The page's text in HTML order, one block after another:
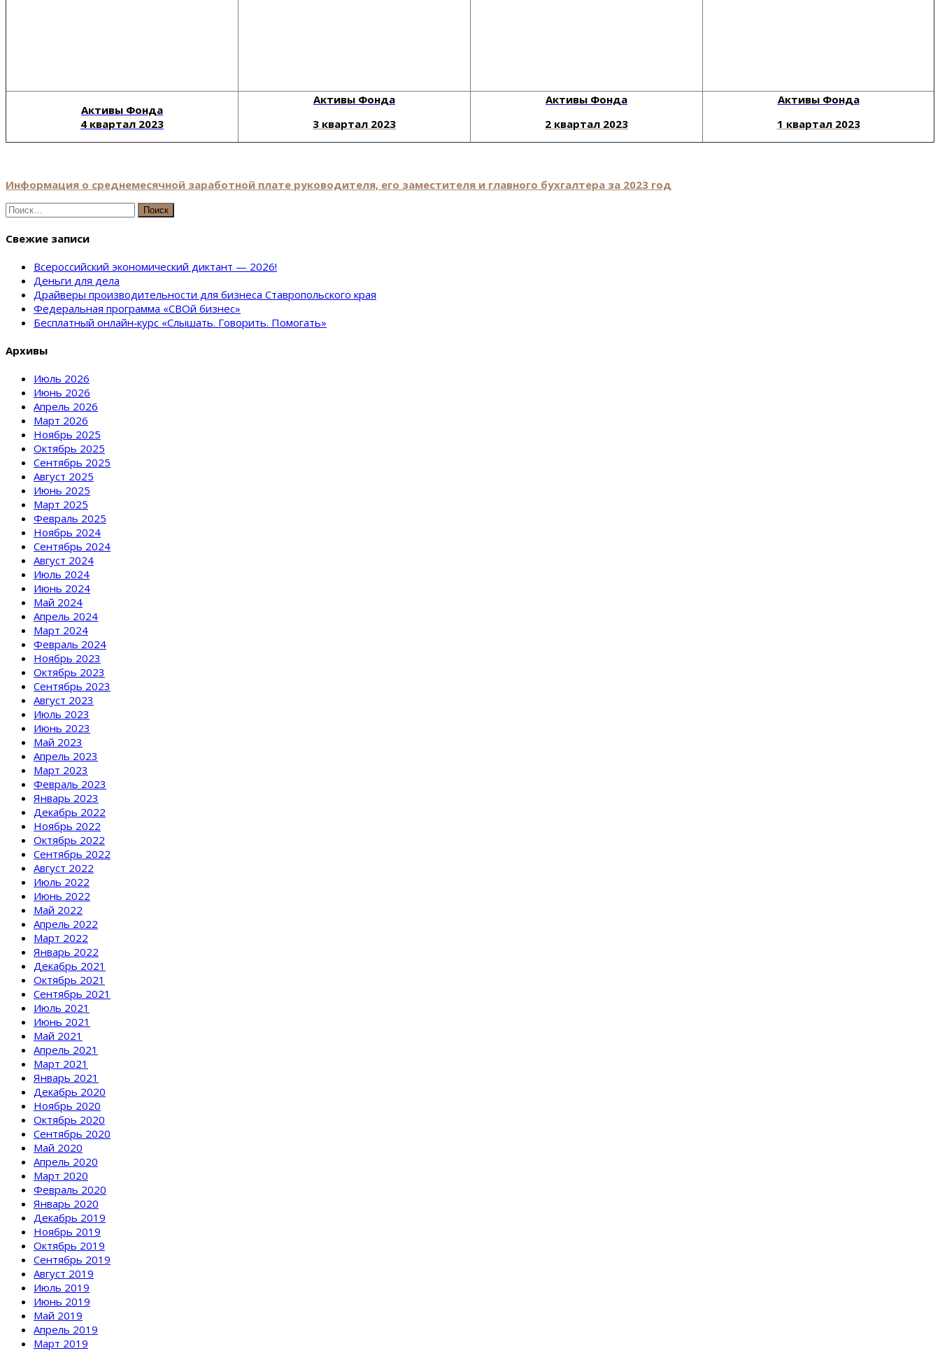
Активы Фонда
4 квартал 2023
Активы Фонда
3 квартал 2023
Активы Фонда
2 квартал 2023
Активы Фонда
1 квартал 2023
Информация о среднемесячной заработной плате руководителя, его заместителя и главного бухгалтера за 2023 год
Найти:
Свежие записи
Всероссийский экономический диктант — 2026!
Деньги для дела
Драйверы производительности для бизнеса Ставропольского края
Федеральная программа «СВОй бизнес»
Бесплатный онлайн‑курс «Слышать. Говорить. Помогать»
Архивы
Июль 2026
Июнь 2026
Апрель 2026
Март 2026
Ноябрь 2025
Октябрь 2025
Сентябрь 2025
Август 2025
Июнь 2025
Март 2025
Февраль 2025
Ноябрь 2024
Сентябрь 2024
Август 2024
Июль 2024
Июнь 2024
Май 2024
Апрель 2024
Март 2024
Февраль 2024
Ноябрь 2023
Октябрь 2023
Сентябрь 2023
Август 2023
Июль 2023
Июнь 2023
Май 2023
Апрель 2023
Март 2023
Февраль 2023
Январь 2023
Декабрь 2022
Ноябрь 2022
Октябрь 2022
Сентябрь 2022
Август 2022
Июль 2022
Июнь 2022
Май 2022
Апрель 2022
Март 2022
Январь 2022
Декабрь 2021
Октябрь 2021
Сентябрь 2021
Июль 2021
Июнь 2021
Май 2021
Апрель 2021
Март 2021
Январь 2021
Декабрь 2020
Ноябрь 2020
Октябрь 2020
Сентябрь 2020
Май 2020
Апрель 2020
Март 2020
Февраль 2020
Январь 2020
Декабрь 2019
Ноябрь 2019
Октябрь 2019
Сентябрь 2019
Август 2019
Июль 2019
Июнь 2019
Май 2019
Апрель 2019
Март 2019